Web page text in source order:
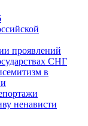
проявлений
СНГ
в
ненависти